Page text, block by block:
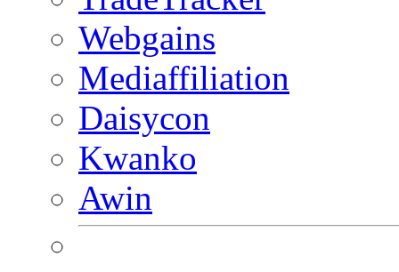
Webgains
Mediaffiliation
Daisycon
Kwanko
Awin